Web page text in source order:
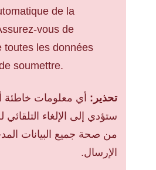
de la
vous de
toutes les données
soumettre.
تحذير: أي معلومات خاطئة
ستؤدي إلى الإلغاء التلقائي
من صحة جميع البيانات
الإرسال.